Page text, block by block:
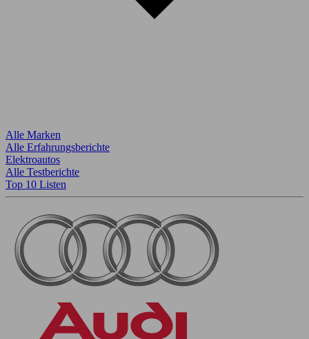
Alle Marken
Alle Erfahrungsberichte
Elektroautos
Alle Testberichte
Top 10 Listen